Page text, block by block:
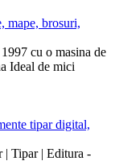
mape, brosuri,
cu o masina de
Ideal de mici
tipar digital,
| Tipar | Editura -